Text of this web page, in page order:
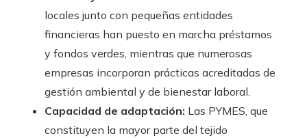
locales junto con pequeñas entidades
financieras han puesto en marcha préstamos
y fondos verdes, mientras que numerosas
empresas incorporan prácticas acreditadas de
gestión ambiental y de bienestar laboral.
Capacidad de adaptación: Las PYMES, que
constituyen la mayor parte del tejido